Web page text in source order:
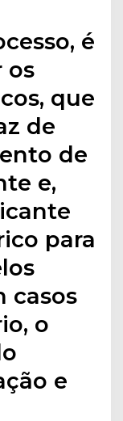
é
os
que
de
de
e,
para
casos
o
e